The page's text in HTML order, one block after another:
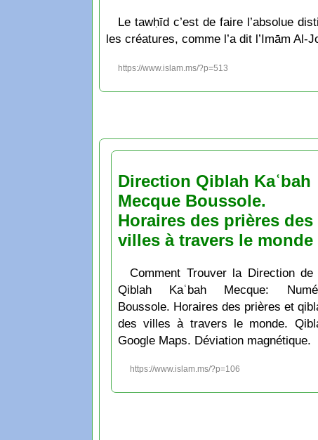
Le tawḥīd c’est de faire l’absolue
les créatures, comme l’a dit l’Imām Al-
https://www.islam.ms/?p=513
Direction Qiblah Kaʿbah
Mecque Boussole.
Horaires des prières des
villes à travers le monde
Comment Trouver la Direction de
Qiblah Kaʿbah Mecque:
Boussole. Horaires des prières et
des villes à travers le monde.
Google Maps. Déviation magnétique.
https://www.islam.ms/?p=106